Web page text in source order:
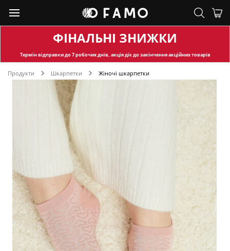
ФІНАЛЬНІ ЗНИЖКИ
Термін відправкидо 7 робочих днів, акція діє до закінчення акційних товарів
Продукти Шкарпетки Жіночі шкарпетки